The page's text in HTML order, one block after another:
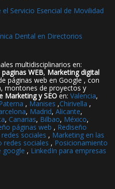
Servicio Esencial de Movilidad
Dental en Directorios
multidisciplinarios en:
WEB, Marketing digital
páginas web en Google , con
montones de proyectos y
Marketing y SEO en:Valencia,
, Manises ,Chirivella ,
, Madrid,Alicante,
, Canarias, Bilbao, México,
páginas web , Rediseño
sociales , Marketing en las
redes sociales , Posicionamiento
google , LinkedIn para empresas